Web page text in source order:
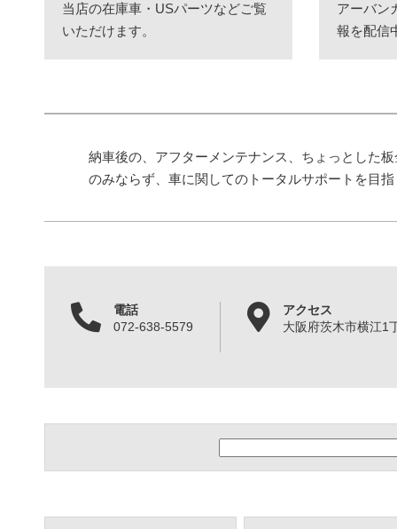
当店の在庫車・USパーツなどご覧
いただけます。
アーバン
報を配信
納車後の、アフターメンテナンス、ちょっとした
のみならず、車に関してのトータルサポートを目
電話
072-638-5579
アクセス
大阪府茨木市横江1